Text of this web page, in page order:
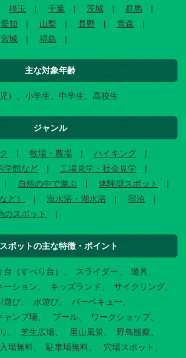
埼玉 千葉 茨城
群馬
愛知 山梨 長野
青森
宮城 福島
主な対象年齢
）、小学生、中学生、高校生
ジャンル
牧場・農場
ハイキング
学館など
工場見学・社会見学
自然の中で遊ぶ
体験型スポット
ど）
海水浴・湖水浴
宿泊
のスポット
ポットの主な特徴・ポイント
台（すべり台） スライダー
遊具
ーション キッズランド
サイクリング
遊び 水遊び
バーベキュー
ャンプ場 プール
ワークショップ
芝生広場 里山風景
野鳥観察
入場無料 駐車場無料
穴場スポット